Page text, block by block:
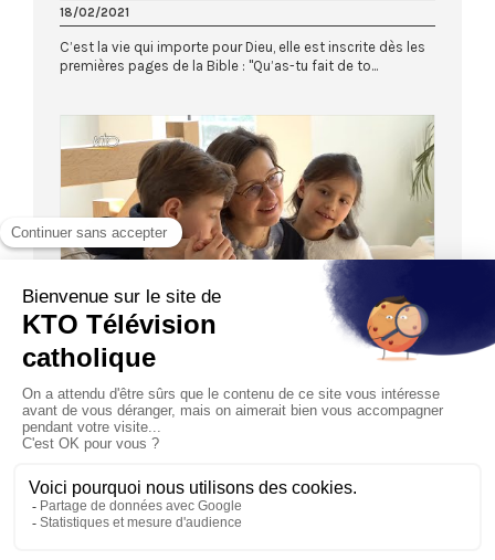
18/02/2021
C’est la vie qui importe pour Dieu, elle est inscrite dès les
premières pages de la Bible : "Qu’as-tu fait de to...
05:54
VIES DE FAMILLE
Carême en famille : comment le vivre avec
l’Eglise ? (3/4)
17/03/2021
communautés religieuses ou paroisses proposent des
parcours de Carême...